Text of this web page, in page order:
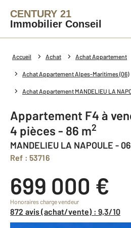
CENTURY 21
Immobilier Conseil
Accueil Achat Achat Appartement
Achat Appartement Alpes-Maritimes (06)
Achat Appartement MANDELIEU LA
Appartement F4 à
4 pièces - 86 m2
MANDELIEU LA NAPOULE - 06
Ref : 53716
699 000 €
Honoraires charge vendeur
872 avis (achat/vente) : 9,3/10